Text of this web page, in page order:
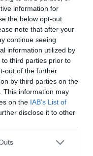
information for
the below opt-out
note that after your
continue seeing
information utilized by
third parties prior to
out of the further
by third parties on the
This information may
on the IAB’s List of
disclose it to other